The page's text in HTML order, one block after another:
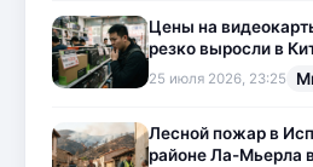
Цены на
резко выросли в
25 июля 2026, 23:25
Лесной пожар в
районе Ла-Мьерла